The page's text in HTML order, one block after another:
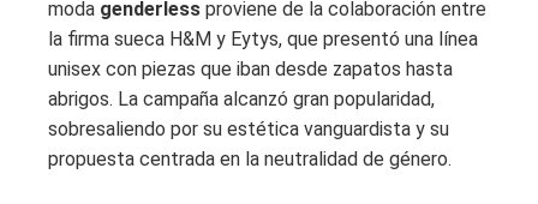
moda genderless proviene de la colaboración entre
la firma sueca H&M y Eytys, que presentó una línea
unisex con piezas que iban desde zapatos hasta
abrigos. La campaña alcanzó gran popularidad,
sobresaliendo por su estética vanguardista y su
propuesta centrada en la neutralidad de género.